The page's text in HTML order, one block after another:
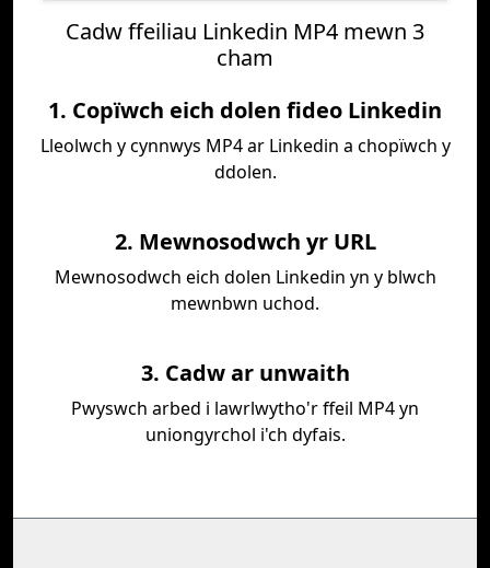
Cadw ffeiliau Linkedin MP4 mewn 3
cham
1. Copïwch eich dolen fideo Linkedin
Lleolwch y cynnwys MP4 ar Linkedin a chopïwch y
ddolen.
2. Mewnosodwch yr URL
Mewnosodwch eich dolen Linkedin yn y blwch
mewnbwn uchod.
3. Cadw ar unwaith
Pwyswch arbed i lawrlwytho'r ffeil MP4 yn
uniongyrchol i'ch dyfais.